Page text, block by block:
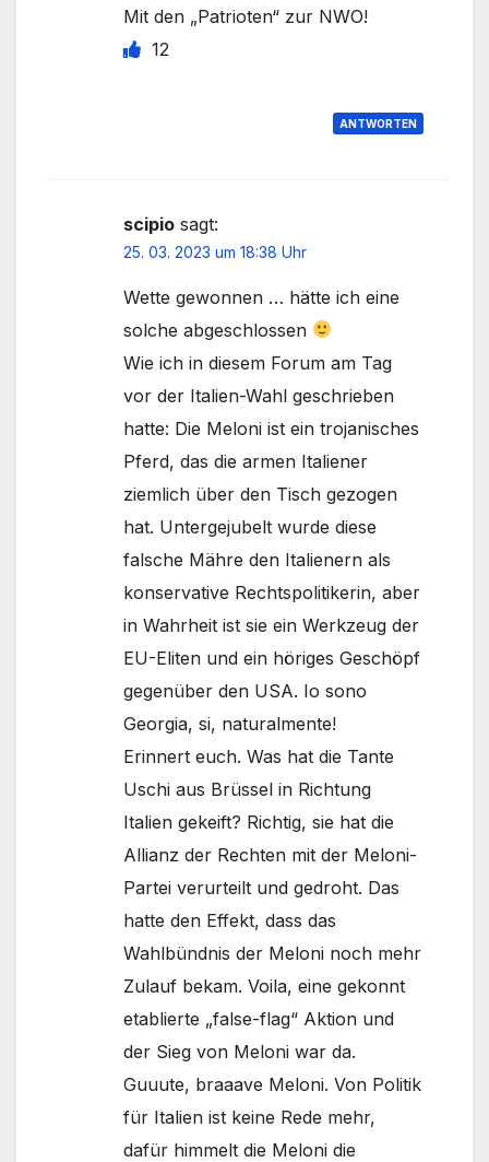
Mit den „Patrioten“ zur NWO!
12
ANTWORTEN
scipio sagt:
25. 03. 2023 um 18:38 Uhr
Wette gewonnen … hätte ich eine
solche abgeschlossen
Wie ich in diesem Forum am Tag
vor der Italien-Wahl geschrieben
hatte: Die Meloni ist ein trojanisches
Pferd, das die armen Italiener
ziemlich über den Tisch gezogen
hat. Untergejubelt wurde diese
falsche Mähre den Italienern als
konservative Rechtspolitikerin, aber
in Wahrheit ist sie ein Werkzeug der
EU-Eliten und ein höriges Geschöpf
gegenüber den USA. Io sono
Georgia, si, naturalmente!
Erinnert euch. Was hat die Tante
Uschi aus Brüssel in Richtung
Italien gekeift? Richtig, sie hat die
Allianz der Rechten mit der Meloni-
Partei verurteilt und gedroht. Das
hatte den Effekt, dass das
Wahlbündnis der Meloni noch mehr
Zulauf bekam. Voila, eine gekonnt
etablierte „false-flag“ Aktion und
der Sieg von Meloni war da.
Guuute, braaave Meloni. Von Politik
für Italien ist keine Rede mehr,
dafür himmelt die Meloni die